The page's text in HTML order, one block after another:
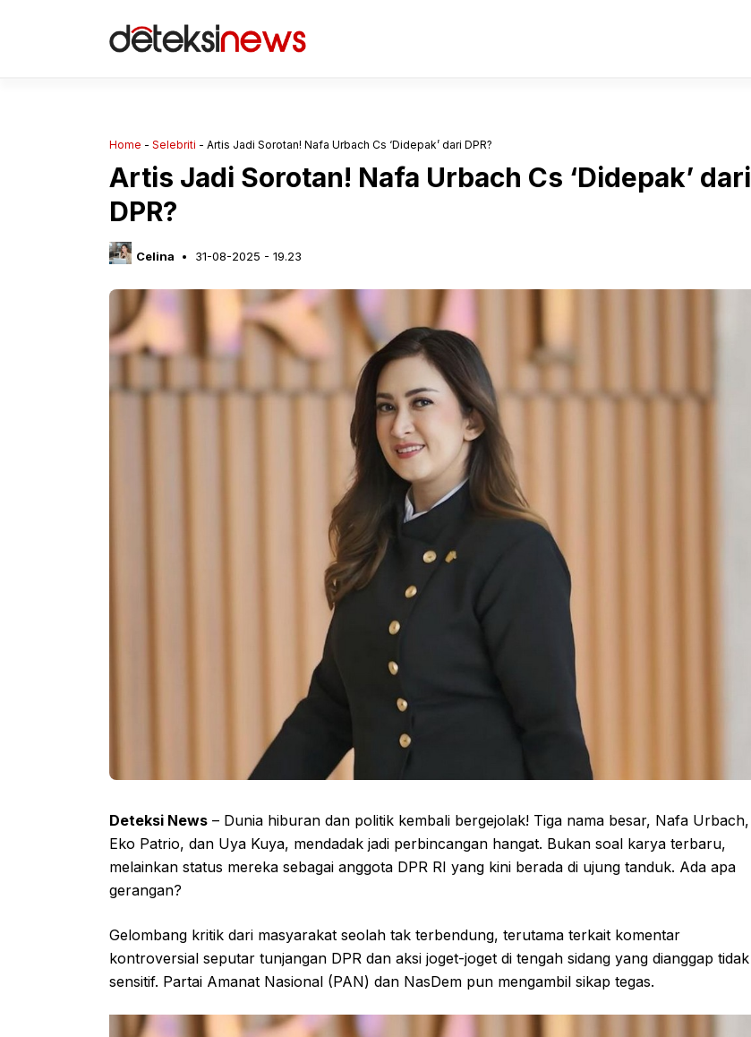
Home - Selebriti - Artis Jadi Sorotan! Nafa Urbach Cs ‘Didepak’ dari DPR?
Artis Jadi Sorotan! Nafa Urbach Cs ‘Didepak’ dari
DPR?
Celina 31-08-2025 - 19.23
Deteksi News – Dunia hiburan dan politik kembali bergejolak! Tiga nama besar, Nafa Urbach,
Eko Patrio, dan Uya Kuya, mendadak jadi perbincangan hangat. Bukan soal karya terbaru,
melainkan status mereka sebagai anggota DPR RI yang kini berada di ujung tanduk. Ada apa
gerangan?
Gelombang kritik dari masyarakat seolah tak terbendung, terutama terkait komentar
kontroversial seputar tunjangan DPR dan aksi joget-joget di tengah sidang yang dianggap tidak
sensitif. Partai Amanat Nasional (PAN) dan NasDem pun mengambil sikap tegas.